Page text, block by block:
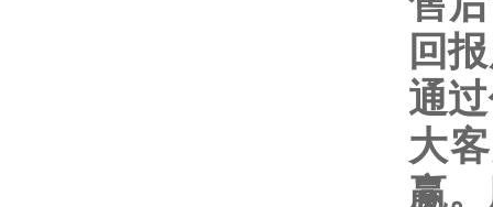
回
通
大
赢